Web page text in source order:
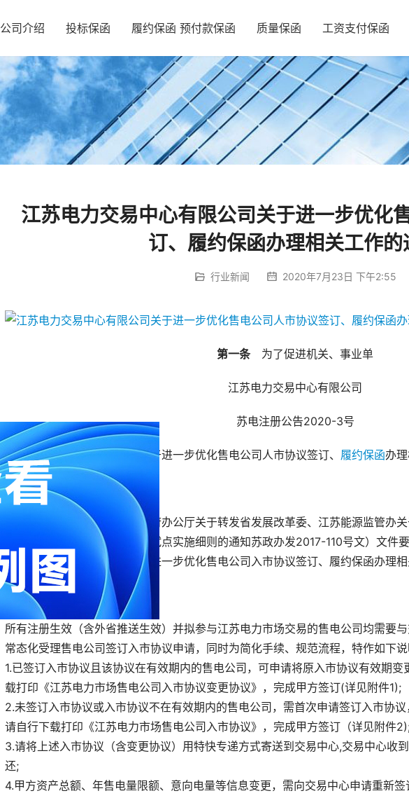
公司介绍 投标保函 履约保函 预付款保函 质量保函 工资支付保函
江苏电力交易中心有限公司关于进一步优化
订、履约保函办理相关工作的
行业新闻 2020年7月23日 下午2:55
第一条 为了促进机关、事业单
江苏电力交易中心有限公司
苏电注册公告2020-3号
江苏电力交易中心有限公司关于进一步优化售电公司人市协议签订、 履约保函办
各售电公司:
依照江苏省政府办公厅《省政府办公厅关于转发省发展改革委、江苏能源监管办
和江苏省增量配电网业务改革试点实施细则的通知苏政办发2017-110号文）文件
（以下简称交易中心）即日起进一步优化售电公司入市协议签订、履约保函办理
一、入市协议签订
所有注册生效（含外省推送生效）并拟参与江苏电力市场交易的售电公司均需要
常态化受理售电公司签订入市协议申请，同时为简化手续、规范流程，特作如下
1.已签订入市协议且该协议在有效期内的售电公司，可申请将原入市协议有效期
载打印《江苏电力市场售电公司入市协议变更协议》，完成甲方签订(详见附件1);
2.未签订入市协议或入市协议不在有效期内的售电公司，需首次申请签订入市协议
请自行下载打印《江苏电力市场售电公司入市协议》，完成甲方签订（详见附件
3.请将上述入市协议（含变更协议）用特快专递方式寄送到交易中心,交易中心收
还;
4.甲方资产总额、年售电量限额、意向电量等信息变更，需向交易中心申请重新